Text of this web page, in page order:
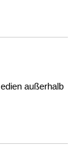
außerhalb